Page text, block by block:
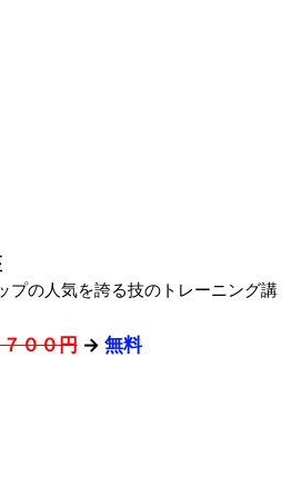
プの人気を誇る技のトレーニング講
００円→ 無料